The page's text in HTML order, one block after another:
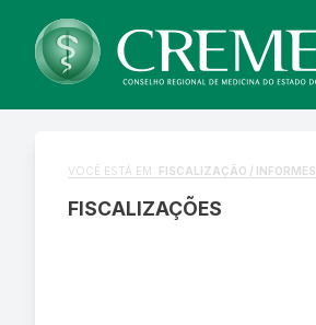
VOCÊ ESTÁ EM: FISCALIZAÇÃO / INFORMES
FISCALIZAÇÕES